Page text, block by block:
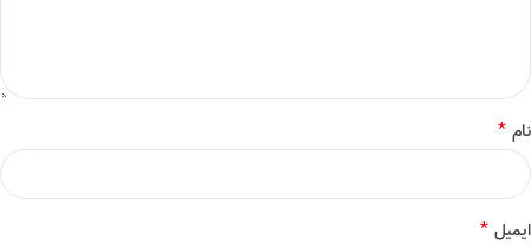
نام *
ایمیل *